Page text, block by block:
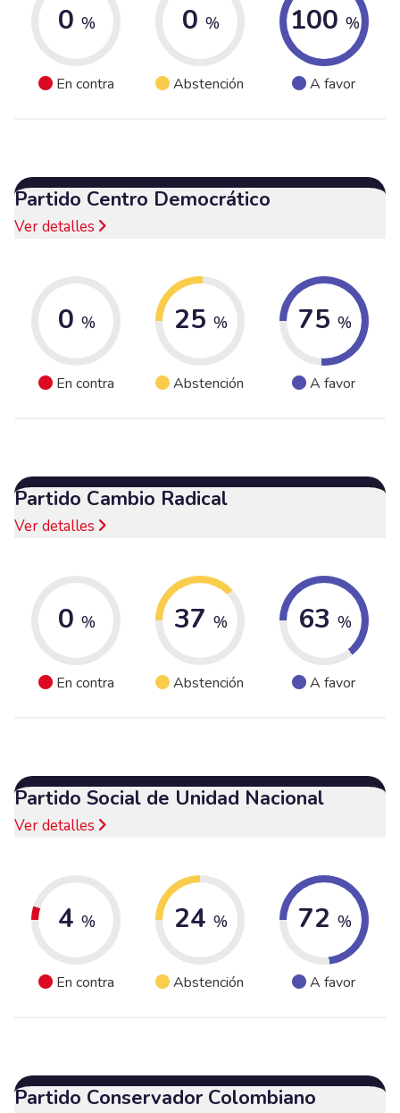
0 %
En contra
0 %
Abstención
100 %
A favor
Partido Centro Democrático
Ver detalles
0 %
En contra
25 %
Abstención
75 %
A favor
Partido Cambio Radical
Ver detalles
0 %
En contra
37 %
Abstención
63 %
A favor
Partido Social de Unidad Nacional
Ver detalles
4 %
En contra
24 %
Abstención
72 %
A favor
Partido Conservador Colombiano